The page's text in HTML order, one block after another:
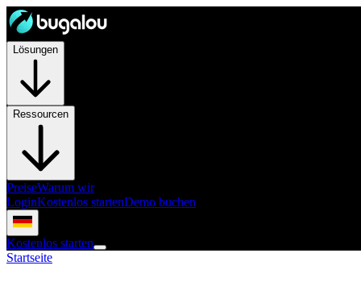
Lösungen
Ressourcen
PreiseWarum wir
LoginKostenlos startenDemo buchen
Kostenlos starten
Startseite